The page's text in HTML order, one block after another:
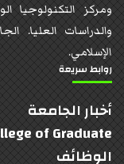
ومركز التكنولوجيا
والدراسات العليا.
الإسلامي.
روابط سريعة
أخبار الجامعة
of Graduate
الوظائف